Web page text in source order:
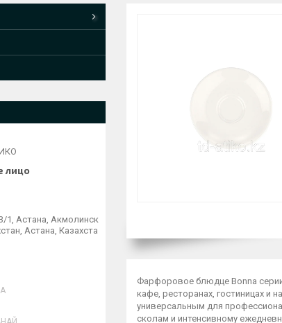
Фарфоровое блюдце Bonna
кафе, ресторанах, гостиницах и
универсальным для
сколам и интенсивному
1, Астана, Акмолинск
Астана, Казахста